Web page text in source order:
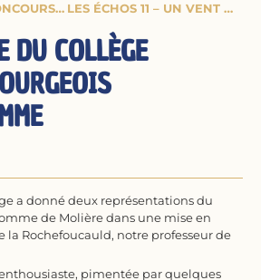
DEUXIÈME DU CONCOURS D’ÉLOQUENCE DU LIONS CLUB DE SPA
LES ÉCHOS 11 – UN VENT D’AVENTURE
DU COLLÈGE
a donné deux représentations du
de Molière dans une mise en
la Rochefoucauld, notre professeur de
pimentée par quelques